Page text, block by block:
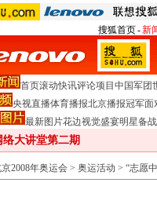
搜狐首页-新
首页滚动快讯评论项目 中国军团
央视直播体育播报北京播报冠军面
最新图片花边视觉盛宴明星备战
络大讲堂第二期
2008年奥运会 > 奥运活动 > “志愿